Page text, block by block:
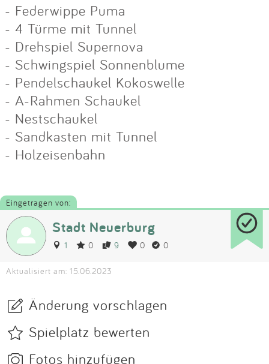
- Federwippe Puma
- 4 Türme mit Tunnel
- Drehspiel Supernova
- Schwingspiel Sonnenblume
- Pendelschaukel Kokoswelle
- A-Rahmen Schaukel
- Nestschaukel
- Sandkasten mit Tunnel
- Holzeisenbahn
Eingetragen von:
Stadt Neuerburg
1 0 9 0 0
Aktualisiert am: 15.06.2023
Änderung vorschlagen
Spielplatz bewerten
Fotos hinzufügen